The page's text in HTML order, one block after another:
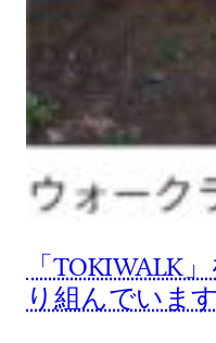
「TOKIWALK
り組んでいます